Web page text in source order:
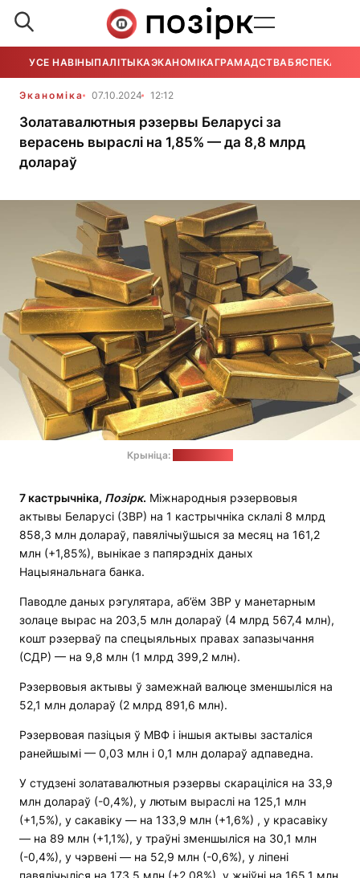
УСЕ НАВІНЫПАЛІТЫКАЭКАНОМІКАГРАМАДСТВАБЯСПЕКА
Эканоміка 07.10.2024 12:12
Золатавалютныя рэзервы Беларусі за
верасень выраслі на 1,85% — да 8,8 млрд
долараў
Крыніца:
7 кастрычніка, Позірк. Міжнародныя рэзервовыя
актывы Беларусі (ЗВР) на 1 кастрычніка склалі 8 млрд
858,3 млн долараў, павялічыўшыся за месяц на 161,2
млн (+1,85%), вынікае з папярэдніх даных
Нацыянальнага банка.
Паводле даных рэгулятара, аб’ём ЗВР у манетарным
золаце вырас на 203,5 млн долараў (4 млрд 567,4 млн),
кошт рэзерваў па спецыяльных правах запазычання
(СДР) — на 9,8 млн (1 млрд 399,2 млн).
Рэзервовыя актывы ў замежнай валюце зменшыліся на
52,1 млн долараў (2 млрд 891,6 млн).
Рэзервовая пазіцыя ў МВФ і іншыя актывы засталіся
ранейшымі — 0,03 млн і 0,1 млн долараў адпаведна.
У студзені золатавалютныя рэзервы скараціліся на 33,9
млн долараў (-0,4%), у лютым выраслі на 125,1 млн
(+1,5%), у сакавіку — на 133,9 млн (+1,6%) , у красавіку
— на 89 млн (+1,1%), у траўні зменшыліся на 30,1 млн
(-0,4%), у чэрвені — на 52,9 млн (-0,6%), у ліпені
павялічыліся на 173,5 млн (+2,08%), у жніўні на 165,1 млн